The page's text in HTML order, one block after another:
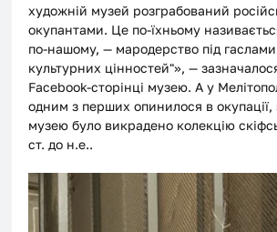
художній музей розграбований
окупантами. Це по-їхньому
по-нашому, — мародерство під
культурних цінностей"», —
Facebook-сторінці музею. А у
одним з перших опинилося в окупації,
музею було викрадено колекцію
ст. до н.е..